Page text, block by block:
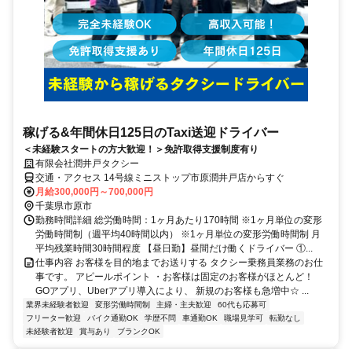
稼げる&年間休日125日のTaxi送迎ドライバー
＜未経験スタートの方大歓迎！＞免許取得支援制度有り
有限会社潤井戸タクシー
交通・アクセス 14号線ミニストップ市原潤井戸店からすぐ
月給300,000円～700,000円
千葉県市原市
勤務時間詳細 総労働時間：1ヶ月あたり170時間 ※1ヶ月単位の変形
労働時間制（週平均40時間以内） ※1ヶ月単位の変形労働時間制 月
平均残業時間30時間程度 【昼日勤】昼間だけ働くドライバー ①...
仕事内容 お客様を目的地までお送りする タクシー乗務員業務のお仕
事です。 アピールポイント ・お客様は固定のお客様がほとんど！
GOアプリ、Uberアプリ導入により、 新規のお客様も急増中☆ ...
業界未経験者歓迎 変形労働時間制 主婦・主夫歓迎
60代も応募可
フリーター歓迎
バイク通勤OK 学歴不問 車通勤OK 職場見学可
転勤なし
未経験者歓迎
賞与あり ブランクOK